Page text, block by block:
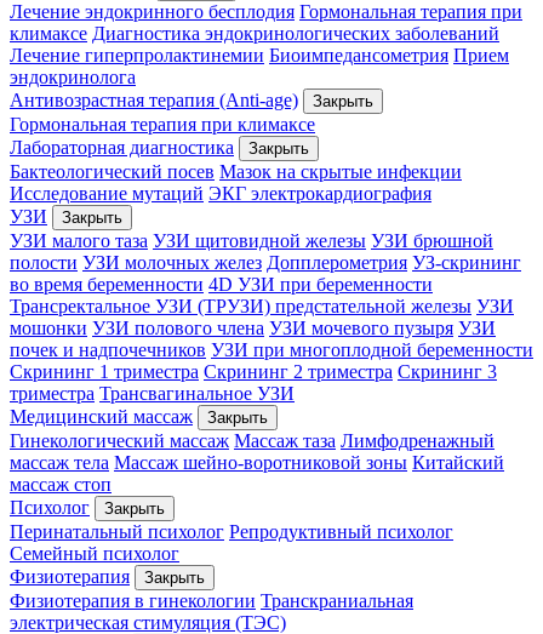
Лечение эндокринного бесплодия Гормональная терапия при
климаксе Диагностика эндокринологических заболеваний
Лечение гиперпролактинемии Биоимпедансометрия Прием
эндокринолога
Антивозрастная терапия (Anti-age)
Закрыть
Гормональная терапия при климаксе
Лабораторная диагностика
Закрыть
Бактеологический посев Мазок на скрытые инфекции
Исследование мутаций ЭКГ электрокардиография
УЗИ
Закрыть
УЗИ малого таза УЗИ щитовидной железы УЗИ брюшной
полости УЗИ молочных желез Допплерометрия УЗ-скрининг
во время беременности 4D УЗИ при беременности
Трансректальное УЗИ (ТРУЗИ) предстательной железы УЗИ
мошонки УЗИ полового члена УЗИ мочевого пузыря УЗИ
почек и надпочечников УЗИ при многоплодной беременности
Скрининг 1 триместра Скрининг 2 триместра Скрининг 3
триместра Трансвагинальное УЗИ
Медицинский массаж
Закрыть
Гинекологический массаж Массаж таза Лимфодренажный
массаж тела Массаж шейно-воротниковой зоны Китайский
массаж стоп
Психолог
Закрыть
Перинатальный психолог Репродуктивный психолог
Семейный психолог
Физиотерапия
Закрыть
Физиотерапия в гинекологии Транскраниальная
электрическая стимуляция (ТЭС)